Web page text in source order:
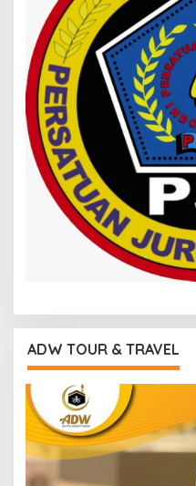
ADW TOUR & TRAVEL